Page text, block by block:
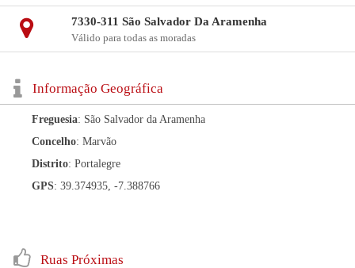
7330-311 São Salvador Da Aramenha
Válido para todas as moradas
Informação Geográfica
Freguesia: São Salvador da Aramenha
Concelho: Marvão
Distrito: Portalegre
GPS: 39.374935, -7.388766
Ruas Próximas